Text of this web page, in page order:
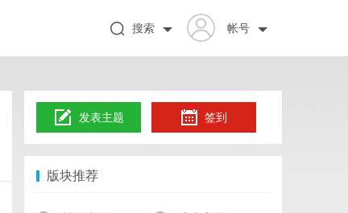
帐号
搜索
发表主题 签到
版块推荐